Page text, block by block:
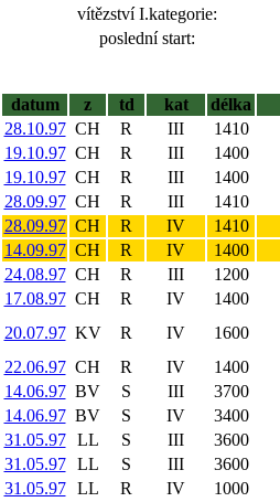
vítězství I.kategorie:
poslední start:
datum
z td kat délka
28.10.97 CH R III 1410
19.10.97 CH R III 1400
19.10.97 CH R III 1400
28.09.97 CH R III 1410
28.09.97 CH R IV 1410
14.09.97 CH R IV 1400
24.08.97 CH R III 1200
17.08.97 CH R IV 1400
20.07.97 KV R IV 1600
22.06.97 CH R IV 1400
14.06.97 BV S III 3700
14.06.97 BV S IV 3400
31.05.97
LL S III 3600
31.05.97
LL S III 3600
31.05.97
LL R IV 1000